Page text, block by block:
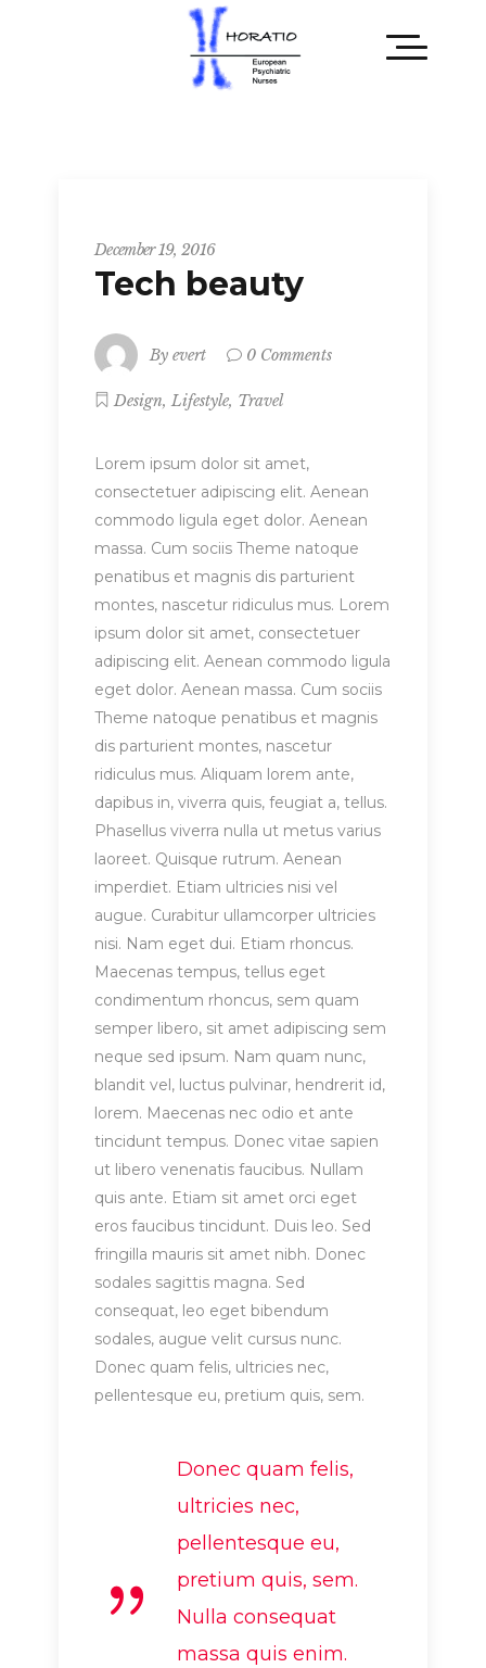
December 19, 2016
Tech beauty
By evert 0 Comments
Design, Lifestyle, Travel
Lorem ipsum dolor sit amet,
consectetuer adipiscing elit. Aenean
commodo ligula eget dolor. Aenean
massa. Cum sociis Theme natoque
penatibus et magnis dis parturient
montes, nascetur ridiculus mus. Lorem
ipsum dolor sit amet, consectetuer
adipiscing elit. Aenean commodo ligula
eget dolor. Aenean massa. Cum sociis
Theme natoque penatibus et magnis
dis parturient montes, nascetur
ridiculus mus. Aliquam lorem ante,
dapibus in, viverra quis, feugiat a, tellus.
Phasellus viverra nulla ut metus varius
laoreet. Quisque rutrum. Aenean
imperdiet. Etiam ultricies nisi vel
augue. Curabitur ullamcorper ultricies
nisi. Nam eget dui. Etiam rhoncus.
Maecenas tempus, tellus eget
condimentum rhoncus, sem quam
semper libero, sit amet adipiscing sem
neque sed ipsum. Nam quam nunc,
blandit vel, luctus pulvinar, hendrerit id,
lorem. Maecenas nec odio et ante
tincidunt tempus. Donec vitae sapien
ut libero venenatis faucibus. Nullam
quis ante. Etiam sit amet orci eget
eros faucibus tincidunt. Duis leo. Sed
fringilla mauris sit amet nibh. Donec
sodales sagittis magna. Sed
consequat, leo eget bibendum
sodales, augue velit cursus nunc.
Donec quam felis, ultricies nec,
pellentesque eu, pretium quis, sem.
Donec quam felis,
ultricies nec,
pellentesque eu,
pretium quis, sem.
Nulla consequat
massa quis enim.